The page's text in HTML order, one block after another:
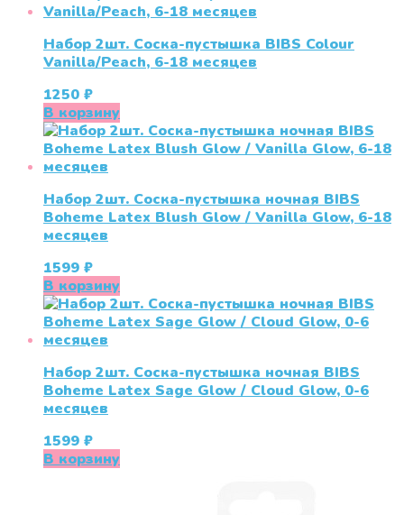
Набор 2шт. Соска-пустышка BIBS Colour
Vanilla/Peach, 6-18 месяцев
1250 ₽
В корзину
Набор 2шт. Соска-пустышка ночная BIBS
Boheme Latex Blush Glow / Vanilla Glow, 6-18
месяцев
1599 ₽
В корзину
Набор 2шт. Соска-пустышка ночная BIBS
Boheme Latex Sage Glow / Cloud Glow, 0-6
месяцев
1599 ₽
В корзину